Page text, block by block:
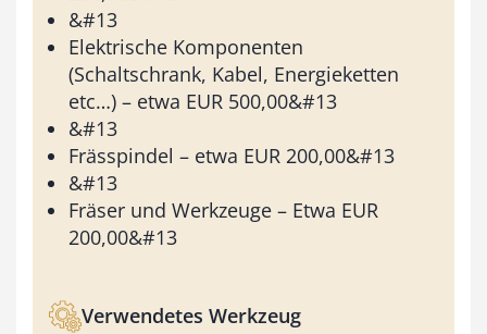
&#13
Elektrische Komponenten
(Schaltschrank, Kabel, Energieketten
etc…) – etwa EUR 500,00&#13
&#13
Frässpindel – etwa EUR 200,00&#13
&#13
Fräser und Werkzeuge – Etwa EUR
200,00&#13
Verwendetes Werkzeug